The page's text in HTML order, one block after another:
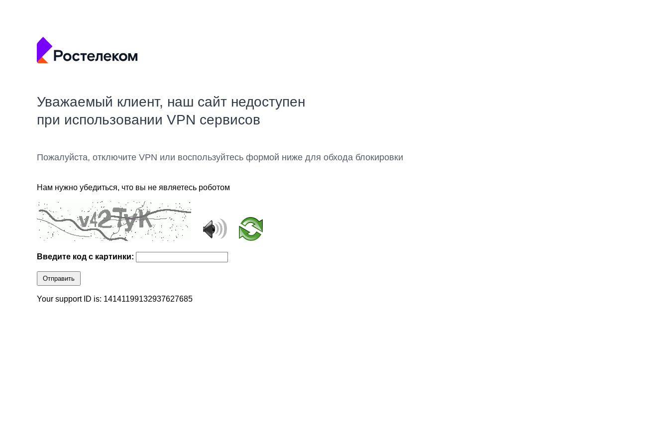
Уважаемый клиент, наш сайт недоступен
при использовании VPN сервисов
Пожалуйста, отключите VPN или воспользуйтесь формой ниже для обхода блокировки
Нам нужно убедиться, что вы не являетесь роботом
Введите код с картинки:
Отправить
Your support ID is: 14141199132937627685